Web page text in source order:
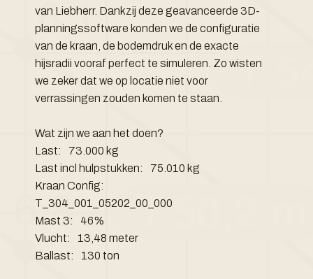
van Liebherr. Dankzij deze geavanceerde 3D-
planningssoftware konden we de configuratie
van de kraan, de bodemdruk en de exacte
hijsradii vooraf perfect te simuleren. Zo wisten
we zeker dat we op locatie niet voor
verrassingen zouden komen te staan.
Wat zijn we aan het doen?
Last:
73.000 kg
Last incl hulpstukken:
75.010 kg
Kraan Config:
T_304_001_05202_00_000
Mast 3:
46%
Vlucht:
13,48 meter
Ballast:
130 ton